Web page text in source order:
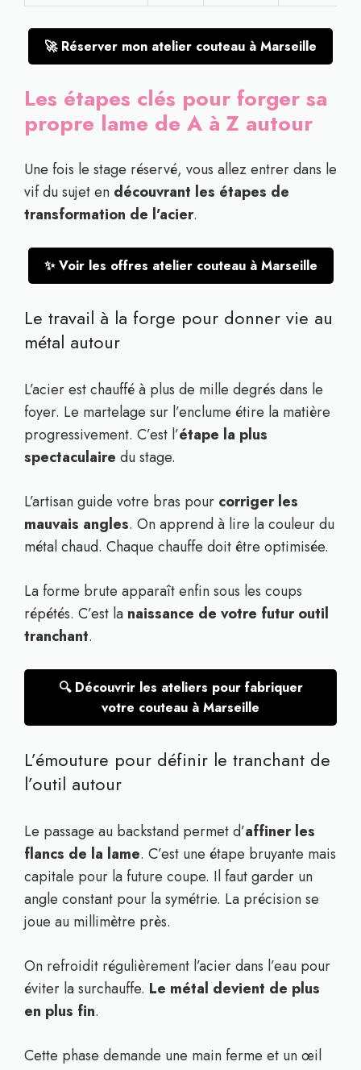
🚀 Réserver mon atelier couteau à Marseille
Les étapes clés pour forger sa
propre lame de A à Z autour
Une fois le stage réservé, vous allez entrer dans le
vif du sujet en découvrant les étapes de
transformation de l’acier.
✨ Voir les offres atelier couteau à Marseille
Le travail à la forge pour donner vie au
métal autour
L’acier est chauffé à plus de mille degrés dans le
foyer. Le martelage sur l’enclume étire la matière
progressivement. C’est l’étape la plus
spectaculaire du stage.
L’artisan guide votre bras pour corriger les
mauvais angles. On apprend à lire la couleur du
métal chaud. Chaque chauffe doit être optimisée.
La forme brute apparaît enfin sous les coups
répétés. C’est la naissance de votre futur outil
tranchant.
🔍 Découvrir les ateliers pour fabriquer
votre couteau à Marseille
L’émouture pour définir le tranchant de
l’outil autour
Le passage au backstand permet d’affiner les
flancs de la lame. C’est une étape bruyante mais
capitale pour la future coupe. Il faut garder un
angle constant pour la symétrie. La précision se
joue au millimètre près.
On refroidit régulièrement l’acier dans l’eau pour
éviter la surchauffe. Le métal devient de plus
en plus fin.
Cette phase demande une main ferme et un œil